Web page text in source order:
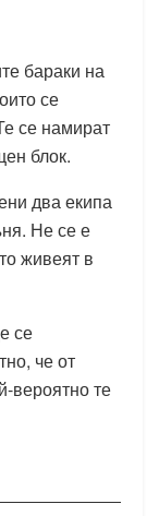
бараки на
се
се намират
блок.
два екипа
Не се е
живеят в
се
че от
вероятно те